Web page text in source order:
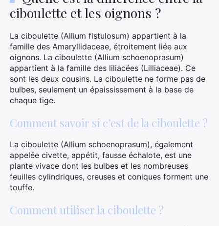
ciboulette et les oignons ?
La ciboulette (Allium fistulosum) appartient à la
famille des Amaryllidaceae, étroitement liée aux
oignons. La ciboulette (Allium schoenoprasum)
appartient à la famille des liliacées (Lilliaceae). Ce
sont les deux cousins. La ciboulette ne forme pas de
bulbes, seulement un épaississement à la base de
chaque tige.
Comment savoir si c’est de la ciboulette ?
La ciboulette (Allium schoenoprasum), également
appelée civette, appétit, fausse échalote, est une
plante vivace dont les bulbes et les nombreuses
feuilles cylindriques, creuses et coniques forment une
touffe.
Comment utiliser la ciboulette ?